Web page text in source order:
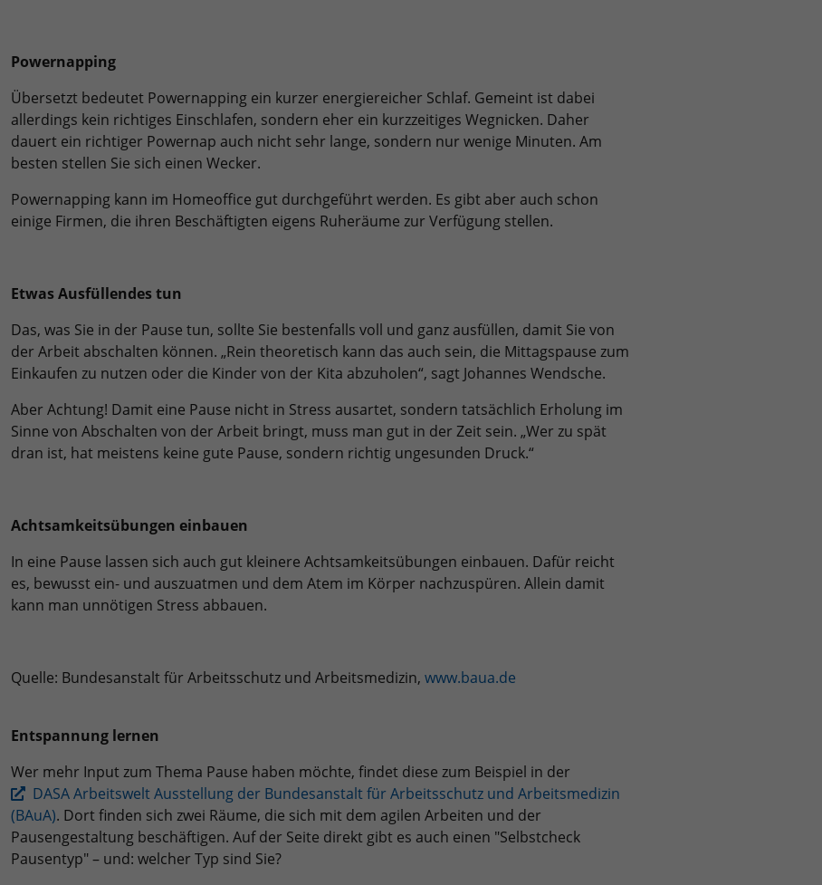
Powernapping
Übersetzt bedeutet Powernapping ein kurzer energiereicher Schlaf. Gemeint ist dabei
allerdings kein richtiges Einschlafen, sondern eher ein kurzzeitiges Wegnicken. Daher
dauert ein richtiger Powernap auch nicht sehr lange, sondern nur wenige Minuten. Am
besten stellen Sie sich einen Wecker.
Powernapping kann im Homeoffice gut durchgeführt werden. Es gibt aber auch schon
einige Firmen, die ihren Beschäftigten eigens Ruheräume zur Verfügung stellen.
Etwas Ausfüllendes tun
Das, was Sie in der Pause tun, sollte Sie bestenfalls voll und ganz ausfüllen, damit Sie von
der Arbeit abschalten können. „Rein theoretisch kann das auch sein, die Mittagspause zum
Einkaufen zu nutzen oder die Kinder von der Kita abzuholen“, sagt Johannes Wendsche.
Aber Achtung! Damit eine Pause nicht in Stress ausartet, sondern tatsächlich Erholung im
Sinne von Abschalten von der Arbeit bringt, muss man gut in der Zeit sein. „Wer zu spät
dran ist, hat meistens keine gute Pause, sondern richtig ungesunden Druck.“
Achtsamkeitsübungen einbauen
In eine Pause lassen sich auch gut kleinere Achtsamkeitsübungen einbauen. Dafür reicht
es, bewusst ein- und auszuatmen und dem Atem im Körper nachzuspüren. Allein damit
kann man unnötigen Stress abbauen.
Quelle: Bundesanstalt für Arbeitsschutz und Arbeitsmedizin, www.baua.de
Entspannung lernen
Wer mehr Input zum Thema Pause haben möchte, findet diese zum Beispiel in der
DASA Arbeitswelt Ausstellung der Bundesanstalt für Arbeitsschutz und Arbeitsmedizin
(BAuA). Dort finden sich zwei Räume, die sich mit dem agilen Arbeiten und der
Pausengestaltung beschäftigen. Auf der Seite direkt gibt es auch einen "Selbstcheck
Pausentyp" – und: welcher Typ sind Sie?